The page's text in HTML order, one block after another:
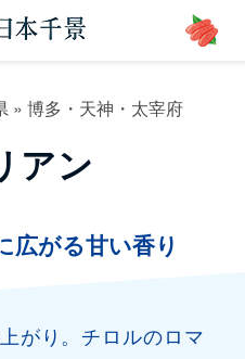
» 博多・天神・太宰府
アン
広がる甘い香り
がり。チロルのロマ